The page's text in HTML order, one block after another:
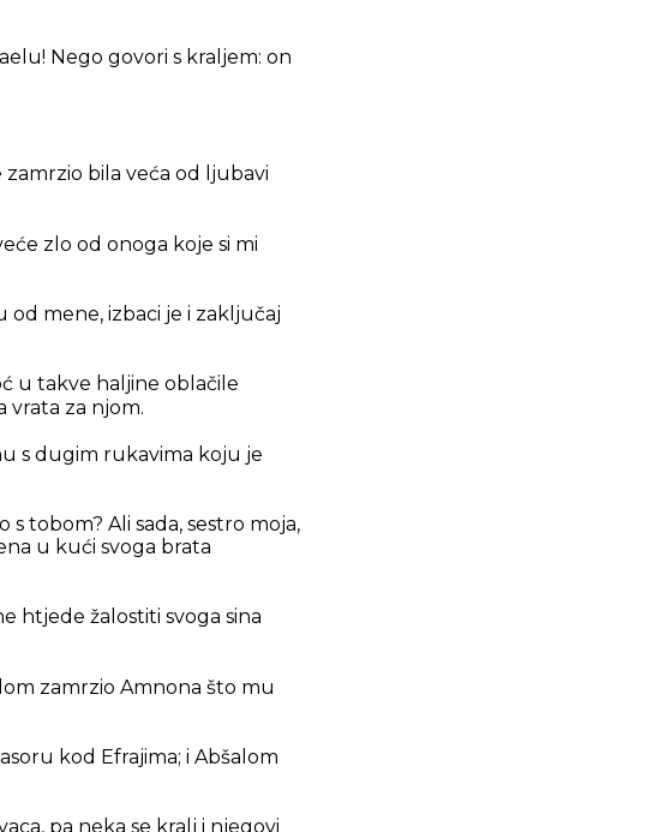
Nego govori s kraljem: on
bila veća od ljubavi
zlo od onoga koje si mi
od mene, izbaci je i zaključaj
u takve haljine oblačile
vrata za njom.
s dugim rukavima koju je
tobom? Ali sada, sestro moja,
u kući svoga brata
htjede žalostiti svoga sina
zamrzio Amnona što mu
kod Efrajima; i Abšalom
pa neka se kralj i njegovi